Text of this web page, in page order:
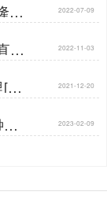
茂 2022-07-09
供 2022-11-03
隆 2021-12-20
2023-02-09